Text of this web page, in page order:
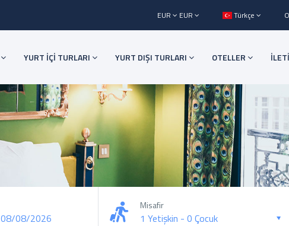
EUR EUR Türkçe
YURT İÇİ TURLARI YURT DIŞI TURLARI OTELLER
08/08/2026
Misafir
1 Yetişkin - 0 Çocuk